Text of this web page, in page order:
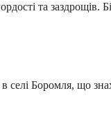
та заздрощів.
селі Боромля, що